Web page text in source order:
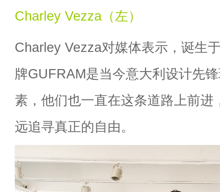
Charley Vezza（左）
Charley Vezza对媒体表示，诞生
牌GUFRAM是当今意大利设计先
素，他们也一直在这条道路上前进
远追寻真正的自由。